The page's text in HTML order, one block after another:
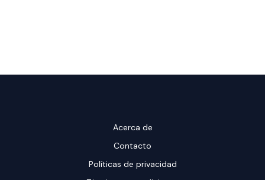
Acerca de
Contacto
Políticas de privacidad